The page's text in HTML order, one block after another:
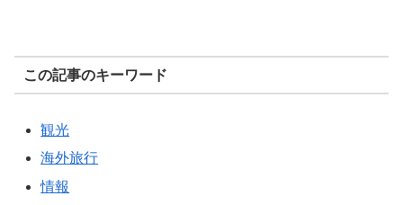
この記事のキーワード
観光
海外旅行
情報